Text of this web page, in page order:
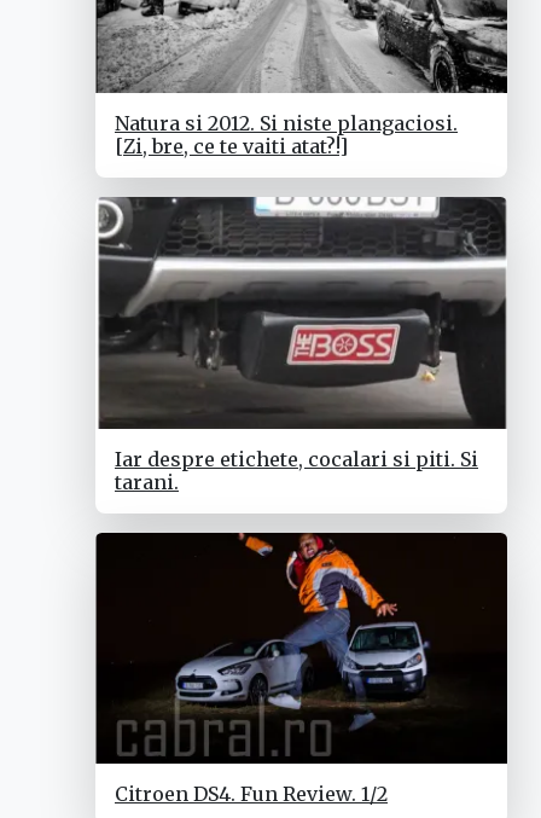
Natura si 2012. Si niste plangaciosi.
[Zi, bre, ce te vaiti atat?!]
Iar despre etichete, cocalari si piti. Si
tarani.
Citroen DS4. Fun Review. 1/2